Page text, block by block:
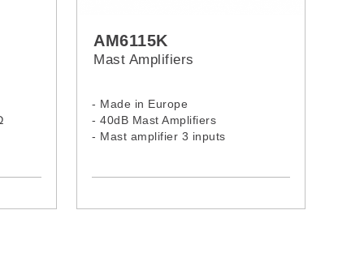
AM6115K
Mast Amplifiers
- Made in Europe
- 40dB Mast Amplifiers
- Mast amplifier 3 inputs